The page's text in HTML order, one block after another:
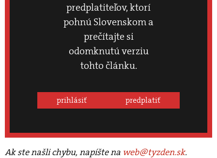
predplatiteľov, ktorí
pohnú Slovenskom a
prečítajte si
odomknutú verziu
tohto článku.
prihlásiť predplatiť
Ak ste našli chybu, napíšte na web@tyzden.sk.